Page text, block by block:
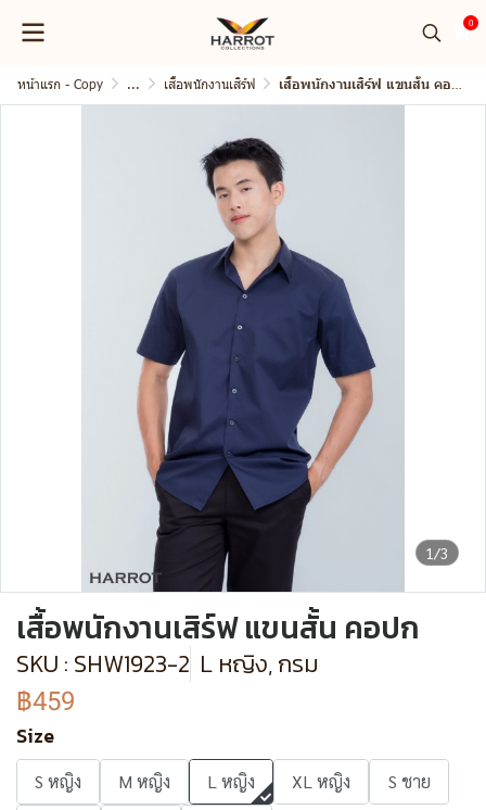
0
หน้าแรก - Copy ... เสื้อพนักงานเสิร์ฟ เสื้อพนักงานเสิร์ฟ แขนสั้น คอปก
1/3
เสื้อพนักงานเสิร์ฟ แขนสั้น คอปก
SKU : SHW1923-2 L หญิง, กรม
฿459
Size
S หญิง M หญิง L หญิง XL หญิง
S ชาย